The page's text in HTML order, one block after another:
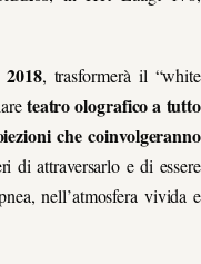
, trasformerà il “white
teatro olografico a tutto
che coinvolgeranno
di attraversarlo e di essere
nell’atmosfera vivida e